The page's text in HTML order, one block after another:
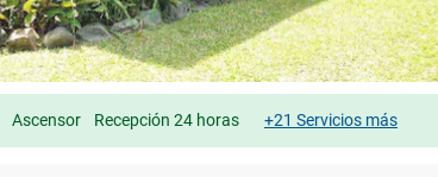
Ascensor Recepción 24 horas +21 Servicios más